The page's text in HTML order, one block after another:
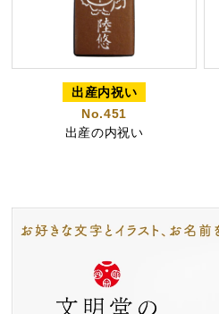
カステラ
出産内祝い
No.451
出産の内祝い